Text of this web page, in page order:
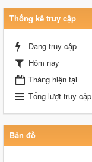
Thống kê truy cập
Đang truy cập
Hôm nay
Tháng hiện tại
Tổng lượt truy cập
Bản đồ